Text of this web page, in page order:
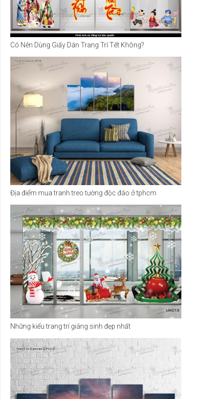
Có Nên Dùng Giấy Dán Trang Trí Tết Không?
Địa điểm mua tranh treo tường độc đáo ở tphcm
Những kiểu trang trí giáng sinh đẹp nhất